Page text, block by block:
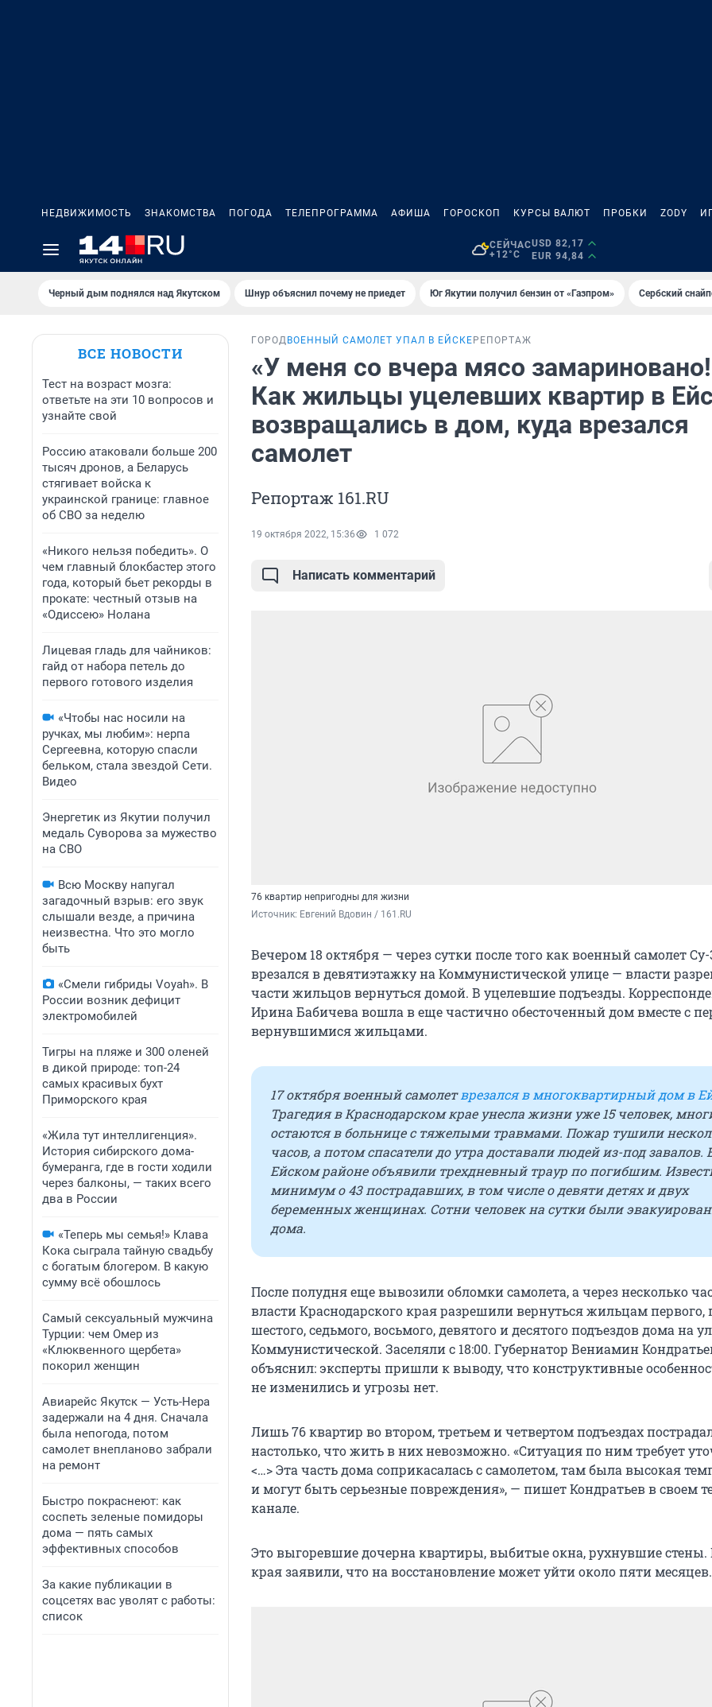
НЕДВИЖИМОСТЬ ЗНАКОМСТВА ПОГОДА ТЕЛЕПРОГРАММА АФИША ГОРОСКОП КУРСЫ ВАЛЮТ ПРОБКИ ZODY
СЕЙЧАС
+12°C
USD 82,17
EUR 94,84
Черный дым поднялся над Якутском Шнур объяснил почему не приедет Юг Якутии получил бензин от «Газпром» Сербский
ВСЕ НОВОСТИ
Тест на возраст мозга:
ответьте на эти 10 вопросов и
узнайте свой
Россию атаковали больше 200
тысяч дронов, а Беларусь
стягивает войска к
украинской границе: главное
об СВО за неделю
«Никого нельзя победить». О
чем главный блокбастер этого
года, который бьет рекорды в
прокате: честный отзыв на
«Одиссею» Нолана
Лицевая гладь для чайников:
гайд от набора петель до
первого готового изделия
«Чтобы нас носили на
ручках, мы любим»: нерпа
Сергеевна, которую спасли
бельком, стала звездой Сети.
Видео
Энергетик из Якутии получил
медаль Суворова за мужество
на СВО
Всю Москву напугал
загадочный взрыв: его звук
слышали везде, а причина
неизвестна. Что это могло
быть
«Смели гибриды Voyah». В
России возник дефицит
электромобилей
Тигры на пляже и 300 оленей
в дикой природе: топ-24
самых красивых бухт
Приморского края
«Жила тут интеллигенция».
История сибирского дома-
бумеранга, где в гости ходили
через балконы, — таких всего
два в России
«Теперь мы семья!» Клава
Кока сыграла тайную свадьбу
с богатым блогером. В какую
сумму всё обошлось
Самый сексуальный мужчина
Турции: чем Омер из
«Клюквенного щербета»
покорил женщин
Авиарейс Якутск — Усть-Нера
задержали на 4 дня. Сначала
была непогода, потом
самолет внепланово забрали
на ремонт
Быстро покраснеют: как
соспеть зеленые помидоры
дома — пять самых
эффективных способов
За какие публикации в
соцсетях вас уволят с работы:
список
ГОРОД ВОЕННЫЙ САМОЛЕТ УПАЛ В ЕЙСКЕ РЕПОРТАЖ
«У меня со вчера мясо
Как жильцы уцелевших квартир в
возвращались в дом, куда врезался
самолет
Репортаж 161.RU
19 октября 2022, 15:36 1 072
Написать комментарий
76 квартир непригодны для жизни
Источник: Евгений Вдовин / 161.RU
Вечером 18 октября — через сутки после того как военный самолет Су-
врезался в девятиэтажку на Коммунистической улице — власти
части жильцов вернуться домой. В уцелевшие подъезды.
Ирина Бабичева вошла в еще частично обесточенный дом вместе с
вернувшимися жильцами.
17 октября военный самолетврезался в многоквартирный дом в
Трагедия в Краснодарском крае унесла жизни уже 15 человек,
остаются в больнице с тяжелыми травмами. Пожар тушили
часов, а потом спасатели до утра доставали людей из-под завалов.
Ейском районе объявили трехдневный траур по погибшим.
минимум о 43 пострадавших, в том числе о девяти детях и двух
беременных женщинах. Сотни человек на сутки были
дома.
После полудня еще вывозили обломки самолета, а через несколько
власти Краснодарского края разрешили вернуться жильцам первого,
шестого, седьмого, восьмого, девятого и десятого подъездов дома на
Коммунистической. Заселяли с 18:00. Губернатор Вениамин
объяснил: эксперты пришли к выводу, что конструктивные
не изменились и угрозы нет.
Лишь 76 квартир во втором, третьем и четвертом подъездах
настолько, что жить в них невозможно. «Ситуация по ним требует
<…> Эта часть дома соприкасалась с самолетом, там была высокая
и могут быть серьезные повреждения», — пишет Кондратьев в своем
канале.
Это выгоревшие дочерна квартиры, выбитые окна, рухнувшие стены.
края заявили, что на восстановление может уйти около пяти месяцев.